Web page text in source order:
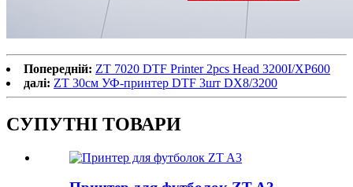
Попередній: ZT 7020 DTF Printer 2pcs Head 3200I/XP600
далі: ZT 30см УФ-принтер DTF 3шт DX8/3200
СУПУТНІ ТОВАРИ